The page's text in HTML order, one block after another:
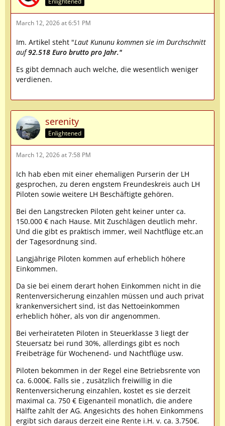
March 12, 2026 at 6:51 PM
Im. Artikel steht "Laut Kununu kommen sie im Durchschnitt
auf92.518 Euro brutto pro Jahr."
Es gibt demnach auch welche, die wesentlich weniger
verdienen.
serenity
Enlightened
March 12, 2026 at 7:58 PM
Ich hab eben mit einer ehemaligen Purserin der LH
gesprochen, zu deren engstem Freundeskreis auch LH
Piloten sowie weitere LH Beschäftigte gehören.
Bei den Langstrecken Piloten geht keiner unter ca.
150.000 € nach Hause. Mit Zuschlägen deutlich mehr.
Und die gibt es praktisch immer, weil Nachtflüge etc.an
der Tagesordnung sind.
Langjährige Piloten kommen auf erheblich höhere
Einkommen.
Da sie bei einem derart hohen Einkommen nicht in die
Rentenversicherung einzahlen müssen und auch privat
krankenversichert sind, ist das Nettoeinkommen
erheblich höher, als von dir angenommen.
Bei verheirateten Piloten in Steuerklasse 3 liegt der
Steuersatz bei rund 30%, allerdings gibt es noch
Freibeträge für Wochenend- und Nachtflüge usw.
Piloten bekommen in der Regel eine Betriebsrente von
ca. 6.000€. Falls sie , zusätzlich freiwillig in die
Rentenversicherung einzahlen, kostet es sie derzeit
maximal ca. 750 € Eigenanteil monatlich, die andere
Hälfte zahlt der AG. Angesichts des hohen Einkommens
ergibt sich daraus derzeit eine Rente i.H. v. ca. 3.750€.